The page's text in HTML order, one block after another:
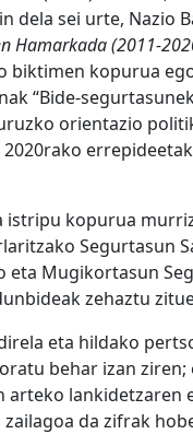
dela sei urte, Nazio
Hamarkada(2011-
biktimen kopurua
“Bide-
orientazio
istripu kopurua
Segurtasun
eta Mugikortasun
zehaztu
eta hildako
behar izan
arteko
zailagoa da zifrak